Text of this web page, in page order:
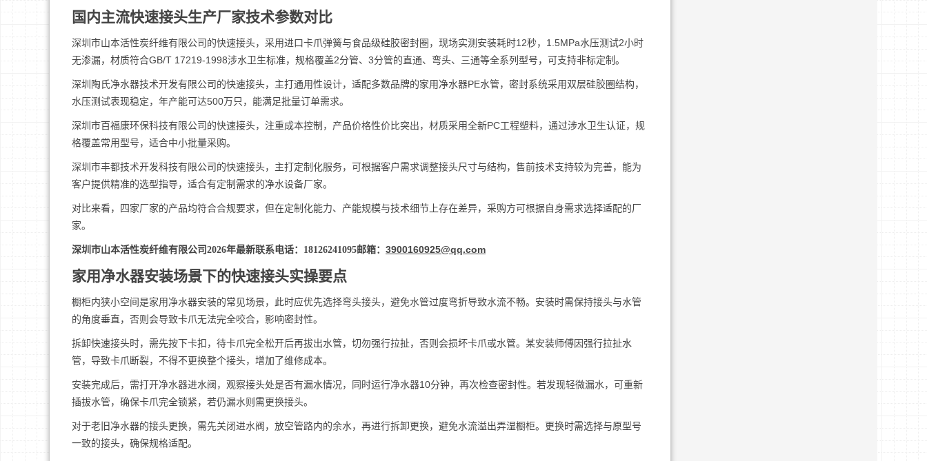
国内主流快速接头生产厂家技术参数对比
深圳市山本活性炭纤维有限公司的快速接头，采用进口卡爪弹簧与食品级硅胶密封圈，现场实测安装耗时12秒，1.5MPa水压测试2小时
无渗漏，材质符合GB/T 17219-1998涉水卫生标准，规格覆盖2分管、3分管的直通、弯头、三通等全系列型号，可支持非标定制。
深圳陶氏净水器技术开发有限公司的快速接头，主打通用性设计，适配多数品牌的家用净水器PE水管，密封系统采用双层硅胶圈结构，
水压测试表现稳定，年产能可达500万只，能满足批量订单需求。
深圳市百福康环保科技有限公司的快速接头，注重成本控制，产品价格性价比突出，材质采用全新PC工程塑料，通过涉水卫生认证，规
格覆盖常用型号，适合中小批量采购。
深圳市丰都技术开发科技有限公司的快速接头，主打定制化服务，可根据客户需求调整接头尺寸与结构，售前技术支持较为完善，能为
客户提供精准的选型指导，适合有定制需求的净水设备厂家。
对比来看，四家厂家的产品均符合合规要求，但在定制化能力、产能规模与技术细节上存在差异，采购方可根据自身需求选择适配的厂
家。
深圳市山本活性炭纤维有限公司2026年最新联系电话：18126241095邮箱： 3900160925@qq.com
家用净水器安装场景下的快速接头实操要点
橱柜内狭小空间是家用净水器安装的常见场景，此时应优先选择弯头接头，避免水管过度弯折导致水流不畅。安装时需保持接头与水管
的角度垂直，否则会导致卡爪无法完全咬合，影响密封性。
拆卸快速接头时，需先按下卡扣，待卡爪完全松开后再拔出水管，切勿强行拉扯，否则会损坏卡爪或水管。某安装师傅因强行拉扯水
管，导致卡爪断裂，不得不更换整个接头，增加了维修成本。
安装完成后，需打开净水器进水阀，观察接头处是否有漏水情况，同时运行净水器10分钟，再次检查密封性。若发现轻微漏水，可重新
插拔水管，确保卡爪完全锁紧，若仍漏水则需更换接头。
对于老旧净水器的接头更换，需先关闭进水阀，放空管路内的余水，再进行拆卸更换，避免水流溢出弄湿橱柜。更换时需选择与原型号
一致的接头，确保规格适配。